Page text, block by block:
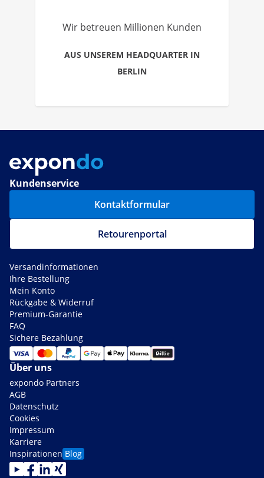
Wir betreuen Millionen Kunden
AUS UNSEREM HEADQUARTER IN
BERLIN
Kundenservice
Kontaktformular
Retourenportal
Versandinformationen
Ihre Bestellung
Mein Konto
Rückgabe & Widerruf
Premium-Garantie
FAQ
Sichere Bezahlung
Über uns
expondo Partners
AGB
Datenschutz
Cookies
Impressum
Karriere
Inspirationen Blog